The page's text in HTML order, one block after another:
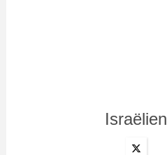
Israëlien